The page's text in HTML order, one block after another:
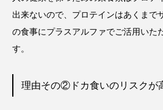
出来ないので、プロテインはあくまで
の食事にプラスアルファでご活用いた
す。
理由その②ドカ食いのリスクが